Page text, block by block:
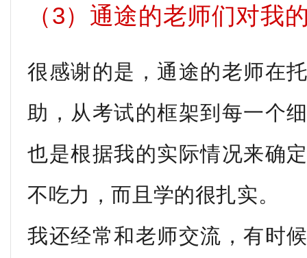
（3）通途的老师们对我
很感谢的是，通途的老师在
助，从考试的框架到每一个
也是根据我的实际情况来确
不吃力，而且学的很扎实。
我还经常和老师交流，有时